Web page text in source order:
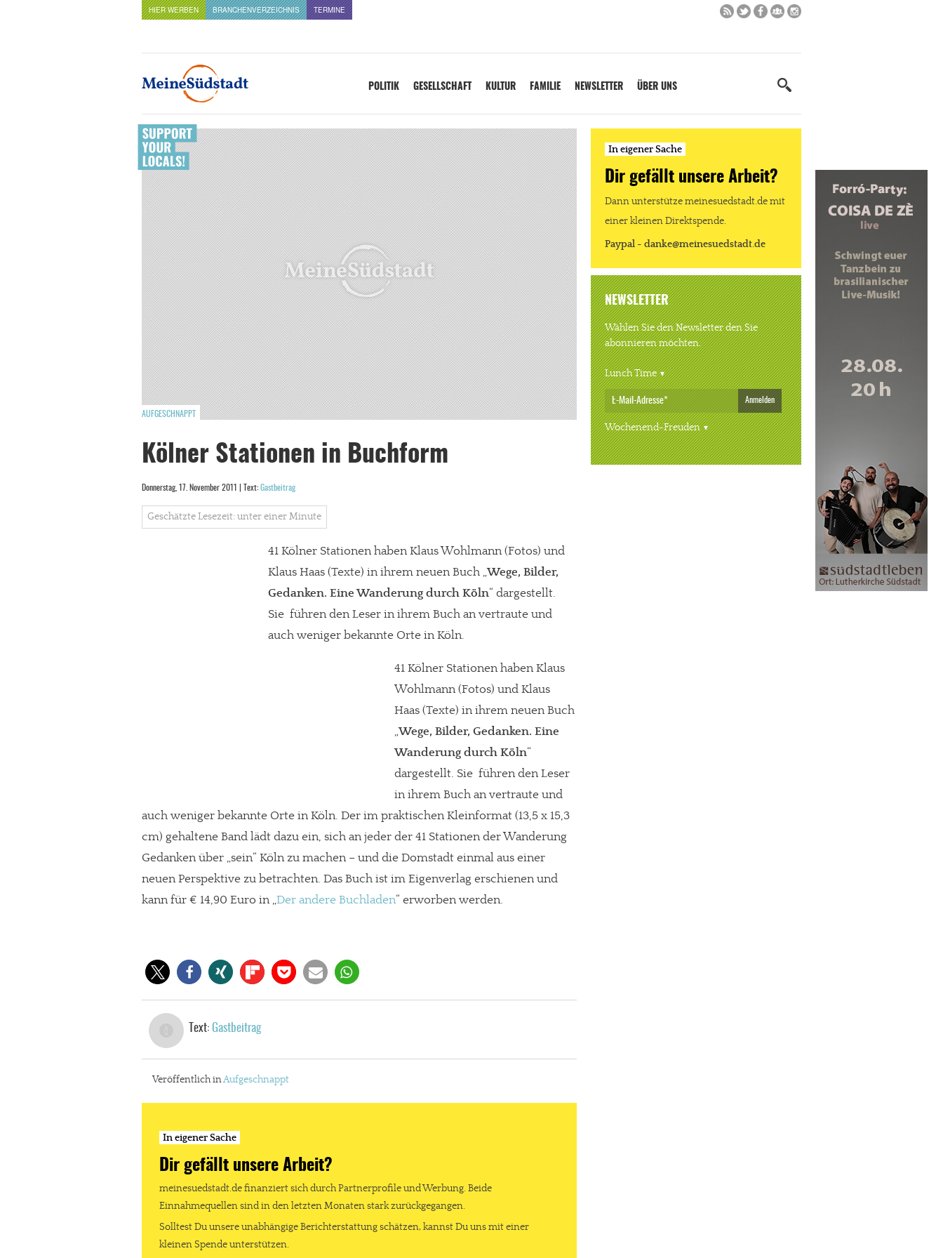
HIER WERBEN BRANCHENVERZEICHNIS TERMINE
POLITIK GESELLSCHAFT KULTUR FAMILIE NEWSLETTER ÜBER UNS
AUFGESCHNAPPT
Kölner Stationen in Buchform
Donnerstag, 17. November 2011 | Text: Gastbeitrag
Geschätzte Lesezeit: unter einer Minute
41 Kölner Stationen haben Klaus Wohlmann (Fotos) und
Klaus Haas (Texte) in ihrem neuen Buch „Wege, Bilder,
Gedanken. Eine Wanderung durch Köln“ dargestellt.
Sie führen den Leser in ihrem Buch an vertraute und
auch weniger bekannte Orte in Köln.
41 Kölner Stationen haben Klaus
Wohlmann (Fotos) und Klaus
Haas (Texte) in ihrem neuen Buch
„Wege, Bilder, Gedanken. Eine
Wanderung durch Köln“
dargestellt. Sie führen den Leser
in ihrem Buch an vertraute und
auch weniger bekannte Orte in Köln. Der im praktischen Kleinformat (13,5 x 15,3
cm) gehaltene Band lädt dazu ein, sich an jeder der 41 Stationen der Wanderung
Gedanken über „sein“ Köln zu machen – und die Domstadt einmal aus einer
neuen Perspektive zu betrachten. Das Buch ist im Eigenverlag erschienen und
kann für € 14,90 Euro in „Der andere Buchladen“ erworben werden.
Text: Gastbeitrag
Veröffentlich inAufgeschnappt
In eigener Sache
Dir gefällt unsere Arbeit?
meinesuedstadt.de finanziert sich durch Partnerprofile und Werbung. Beide
Einnahmequellen sind in den letzten Monaten stark zurückgegangen.
Solltest Du unsere unabhängige Berichterstattung schätzen, kannst Du uns mit einer
kleinen Spende unterstützen.
In eigener Sache
Dir gefällt unsere Arbeit?
Dann unterstütze meinesuedstadt.de mit
einer kleinen Direktspende.
Paypal - danke@meinesuedstadt.de
NEWSLETTER
Wählen Sie den Newsletter den Sie
abonnieren möchten.
Lunch Time
Anmelden
Wochenend-Freuden